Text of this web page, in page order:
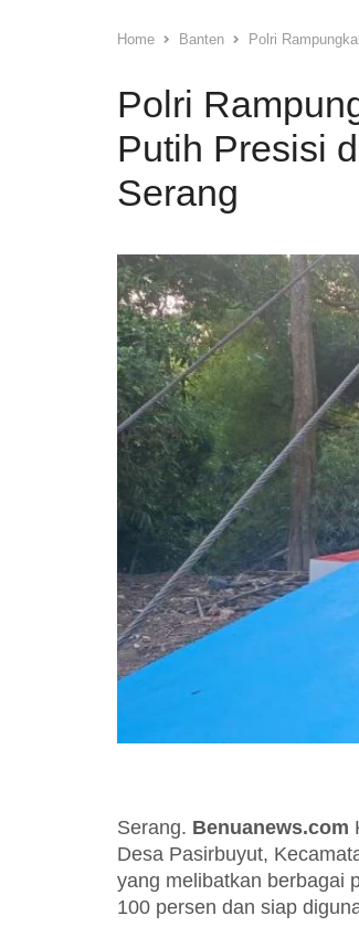
Home Banten Polri
Polri
Putih Presisi
Serang
Serang. Benuanews.com
Desa Pasirbuyut,
yang melibatkan berbagai
100 persen dan siap